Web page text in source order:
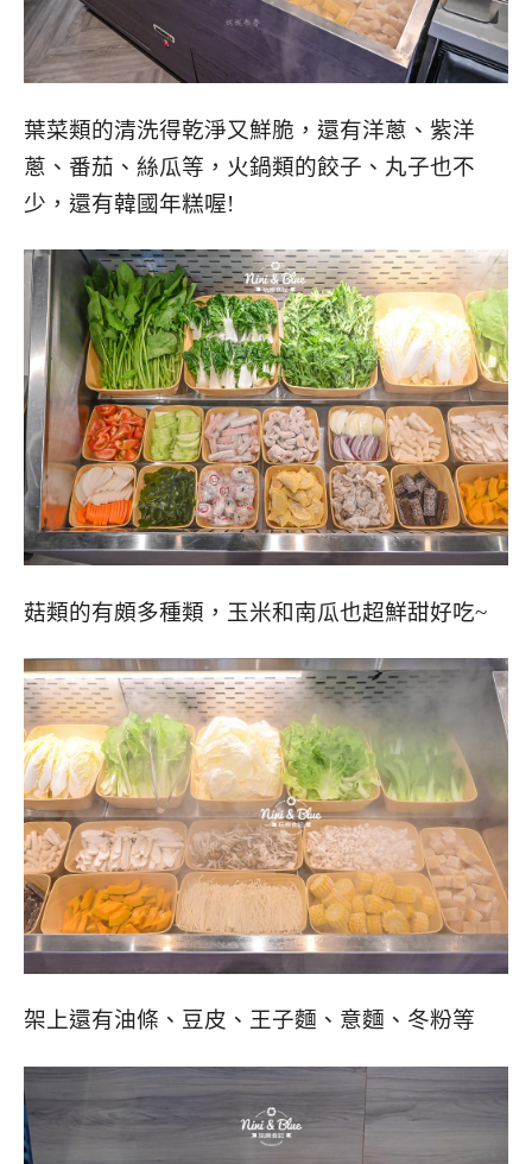
葉菜類的清洗得乾淨又鮮脆，還有洋蔥、紫洋
蔥、番茄、絲瓜等，火鍋類的餃子、丸子也不
少，還有韓國年糕喔!
菇類的有頗多種類，玉米和南瓜也超鮮甜好吃~
架上還有油條、豆皮、王子麵、意麵、冬粉等